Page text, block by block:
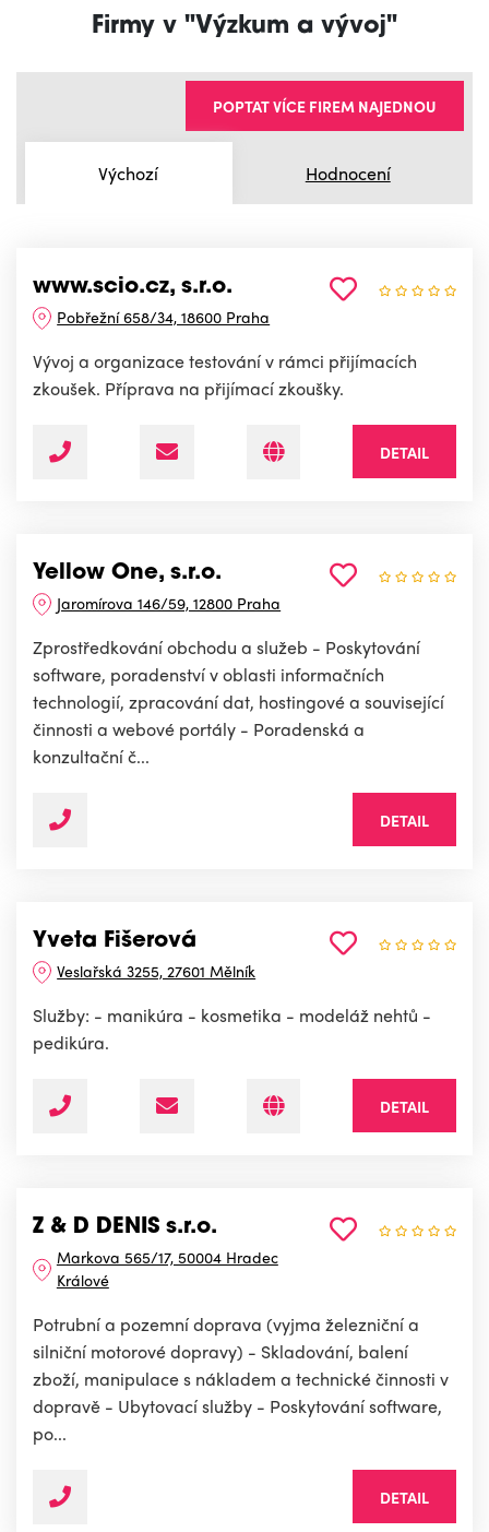
Firmy v "Výzkum a vývoj"
Výchozí Hodnocení
POPTAT VÍCE FIREM NAJEDNOU
www.scio.cz, s.r.o.
Pobřežní 658/34, 18600 Praha
Vývoj a organizace testování v rámci přijímacích
zkoušek. Příprava na přijímací zkoušky.
DETAIL
Yellow One, s.r.o.
Jaromírova 146/59, 12800 Praha
Zprostředkování obchodu a služeb - Poskytování
software, poradenství v oblasti informačních
technologií, zpracování dat, hostingové a související
činnosti a webové portály - Poradenská a
konzultační č...
DETAIL
Yveta Fišerová
Veslařská 3255, 27601 Mělník
Služby: - manikúra - kosmetika - modeláž nehtů -
pedikúra.
DETAIL
Z & D DENIS s.r.o.
Markova 565/17, 50004 Hradec
Králové
Potrubní a pozemní doprava (vyjma železniční a
silniční motorové dopravy) - Skladování, balení
zboží, manipulace s nákladem a technické činnosti v
dopravě - Ubytovací služby - Poskytování software,
po...
DETAIL